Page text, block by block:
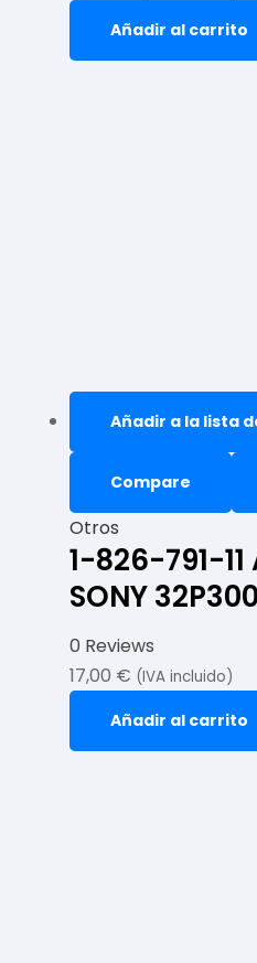
Añadir al carrito
Añadir a la lista
Compare
Otros
1-826-791-11
SONY
0 Reviews
17,00 € (IVA incluido)
Añadir al carrito